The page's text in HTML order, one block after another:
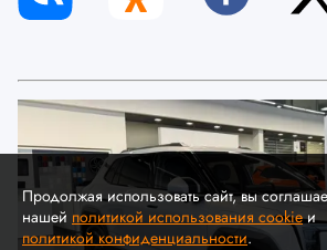
Продолжая использовать сайт, вы
нашей политикой использования cookieи
политикой конфиденциальности.